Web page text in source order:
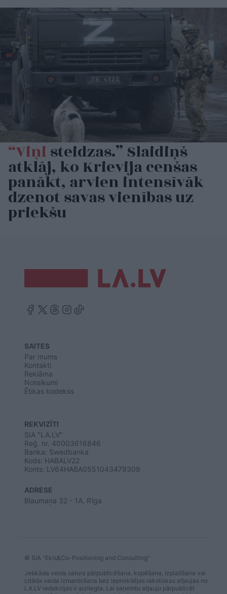
“Viņisteidzas.” Slaidiņš
atklāj, ko Krievija cenšas
panākt, arvien intensīvāk
dzenot savas vienības uz
priekšu
SAITES
Par mums
Kontakti
Reklāma
Noteikumi
Ētikas kodekss
REKVIZĪTI
SIA "LA.LV"
Reģ. nr. 40003616846
Banka: Swedbanka
Kods: HABALV22
Konts: LV64HABA0551043479309
ADRESE
Blaumaņa 32 - 1A, Rīga
© SIA "Ekis&Co-Positioning and Consulting"
Jebkāda veida satura pārpublicēšana, kopēšana, izplatīšana vai
citāda veida izmantošana bez iepriekšējas rakstiskas atļaujas no
LA.LV redakcijas ir aizliegta. Lai saņemtu atļauju pārpublicēt